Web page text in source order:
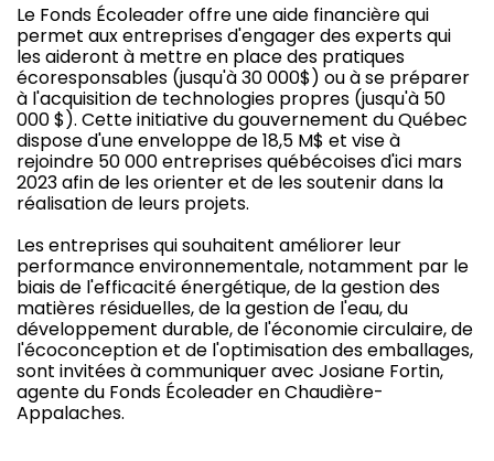
Le Fonds Écoleader offre une aide financière qui
permet aux entreprises d'engager des experts qui
les aideront à mettre en place des pratiques
écoresponsables (jusqu'à 30 000$) ou à se préparer
à l'acquisition de technologies propres (jusqu'à 50
000 $). Cette initiative du gouvernement du Québec
dispose d'une enveloppe de 18,5 M$ et vise à
rejoindre 50 000 entreprises québécoises d'ici mars
2023 afin de les orienter et de les soutenir dans la
réalisation de leurs projets.
Les entreprises qui souhaitent améliorer leur
performance environnementale, notamment par le
biais de l'efficacité énergétique, de la gestion des
matières résiduelles, de la gestion de l'eau, du
développement durable, de l'économie circulaire, de
l'écoconception et de l'optimisation des emballages,
sont invitées à communiquer avec Josiane Fortin,
agente du Fonds Écoleader en Chaudière-
Appalaches.